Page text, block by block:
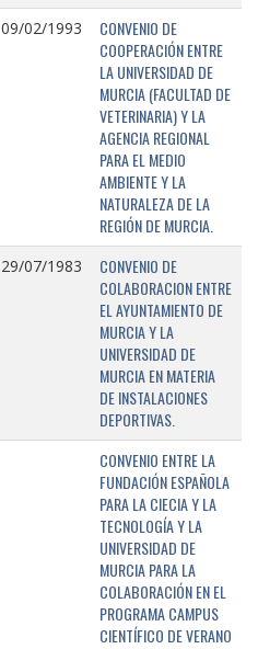
09/02/1993
CONVENIO DE
COOPERACIÓN ENTRE
LA UNIVERSIDAD DE
MURCIA (FACULTAD DE
VETERINARIA) Y LA
AGENCIA REGIONAL
PARA EL MEDIO
AMBIENTE Y LA
NATURALEZA DE LA
REGIÓN DE MURCIA.
29/07/1983
CONVENIO DE
COLABORACION ENTRE
EL AYUNTAMIENTO DE
MURCIA Y LA
UNIVERSIDAD DE
MURCIA EN MATERIA
DE INSTALACIONES
DEPORTIVAS.
CONVENIO ENTRE LA
FUNDACIÓN ESPAÑOLA
PARA LA CIECIA Y LA
TECNOLOGÍA Y LA
UNIVERSIDAD DE
MURCIA PARA LA
COLABORACIÓN EN EL
PROGRAMA CAMPUS
CIENTÍFICO DE VERANO